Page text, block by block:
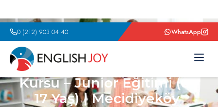
0 (212) 903 04 40 WhatsApp
Çocuklar İçin İngilizce
Kursu – Junior Eğitimi (6-
17 Yaş) | Mecidiyeköy